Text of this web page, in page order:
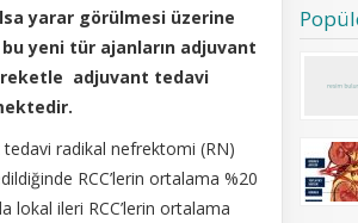
yarar görülmesi üzerine
yeni tür ajanların adjuvant
adjuvant tedavi
tedavi radikal nefrektomi (RN)
RCC’lerin ortalama %20
lokal ileri RCC’lerin ortalama